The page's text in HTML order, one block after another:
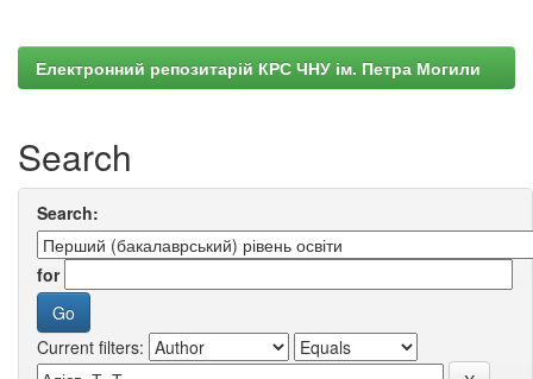
Електронний репозитарій КРС ЧНУ ім. Петра Могили
Search
Search:
for
Current filters: